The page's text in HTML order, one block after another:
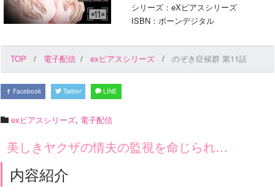
シリーズ：eXピアスシリーズ
ISBN：ボーンデジタル
TOP 電子配信 exピアスシリーズ のぞき症候群 第11話
Facebook Twitter LINE
exピアスシリーズ, 電子配信
美しきヤクザの情夫の監視を命じられ…
内容紹介